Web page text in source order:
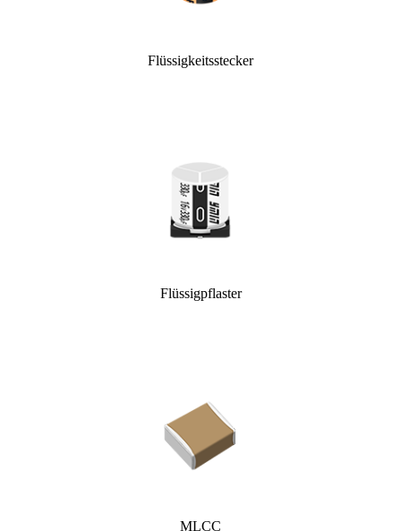
Flüssigkeitsstecker
Flüssigpflaster
MLCC